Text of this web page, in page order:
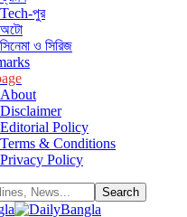
Tech-পুর
অটো
সিনেমা ও সিরিজ
About
Disclaimer
Editorial Policy
Terms & Conditions
Privacy Policy